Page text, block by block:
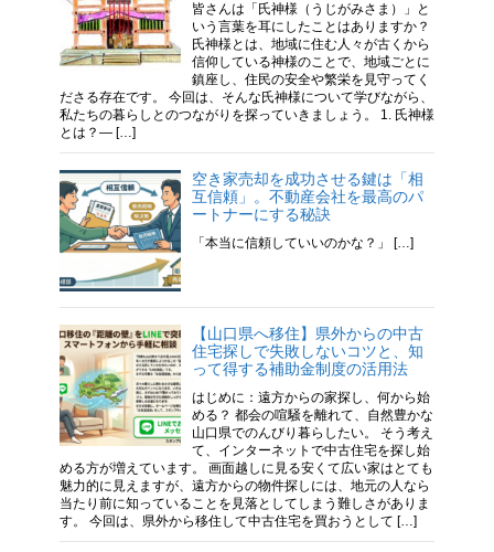
皆さんは「氏神様（うじがみさま）」と
いう言葉を耳にしたことはありますか？
氏神様とは、地域に住む人々が古くから
信仰している神様のことで、地域ごとに
鎮座し、住民の安全や繁栄を見守ってく
ださる存在です。 今回は、そんな氏神様について学びながら、
私たちの暮らしとのつながりを探っていきましょう。 1. 氏神様
とは？— […]
空き家売却を成功させる鍵は「相
互信頼」。不動産会社を最高のパ
ートナーにする秘訣
「本当に信頼していいのかな？」 […]
【山口県へ移住】県外からの中古
住宅探しで失敗しないコツと、知
って得する補助金制度の活用法
はじめに：遠方からの家探し、何から始
める？ 都会の喧騒を離れて、自然豊かな
山口県でのんびり暮らしたい。 そう考え
て、インターネットで中古住宅を探し始
める方が増えています。 画面越しに見る安くて広い家はとても
魅力的に見えますが、遠方からの物件探しには、地元の人なら
当たり前に知っていることを見落としてしまう難しさがありま
す。 今回は、県外から移住して中古住宅を買おうとして […]